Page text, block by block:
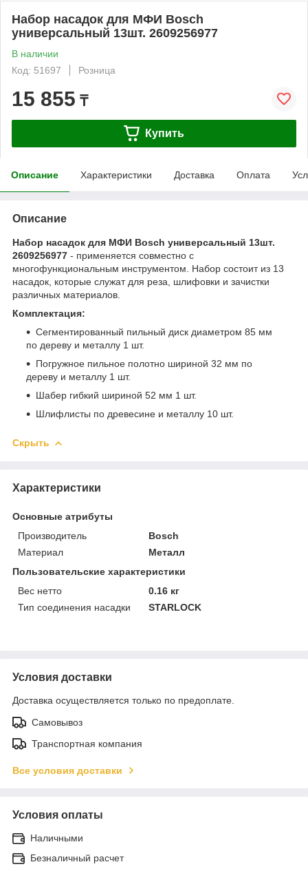
Набор насадок для МФИ Bosch
универсальный 13шт. 2609256977
В наличии
Код: 51697
Розница
15 855 ₸
Купить
Описание Характеристики Доставка Оплата
Описание
Набор насадок для МФИ Bosch универсальный 13шт.
2609256977 - применяется совместно с
многофункциональным инструментом. Набор состоит из 13
насадок, которые служат для реза, шлифовки и зачистки
различных материалов.
Комплектация:
Сегментированный пильный диск диаметром 85 мм
по дереву и металлу 1 шт.
Погружное пильное полотно шириной 32 мм по
дереву и металлу 1 шт.
Шабер гибкий шириной 52 мм 1 шт.
Шлифлисты по древесине и металлу 10 шт.
Скрыть
Характеристики
Основные атрибуты
Производитель
Bosch
Материал
Металл
Пользовательские характеристики
Вес нетто
0.16 кг
Тип соединения насадки
STARLOCK
Условия доставки
Доставка осуществляется только по предоплате.
Самовывоз
Транспортная компания
Все условия доставки
Условия оплаты
Наличными
Безналичный расчет